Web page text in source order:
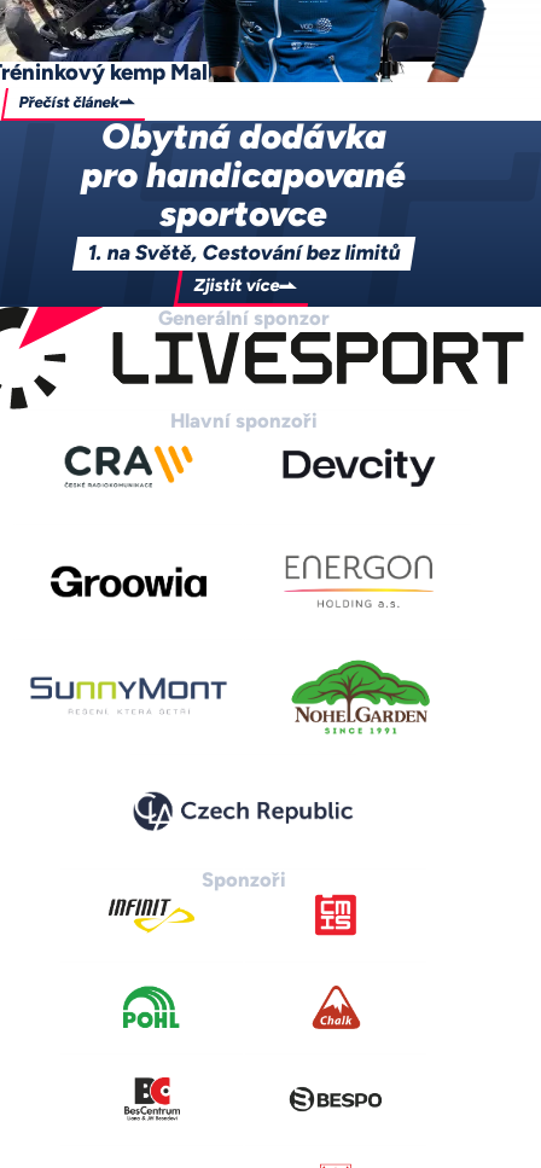
kemp Mallorca
Přečíst článek
Obytná dodávka
pro handicapované
sportovce
1. na Světě, Cestování bez limitů
Zjistit více
Generální sponzor
Hlavní sponzoři
Sponzoři